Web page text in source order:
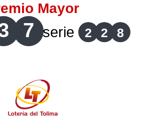
Mayor
7 serie 2 2 8